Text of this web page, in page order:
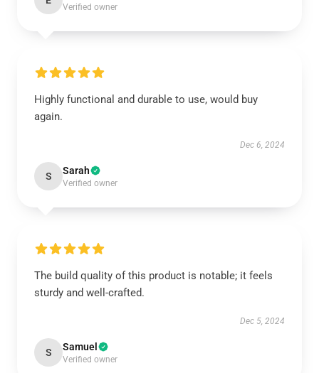
Verified owner
Highly functional and durable to use, would buy
again.
Dec 6, 2024
S Sarah
Verified owner
The build quality of this product is notable; it feels
sturdy and well-crafted.
Dec 5, 2024
S Samuel
Verified owner